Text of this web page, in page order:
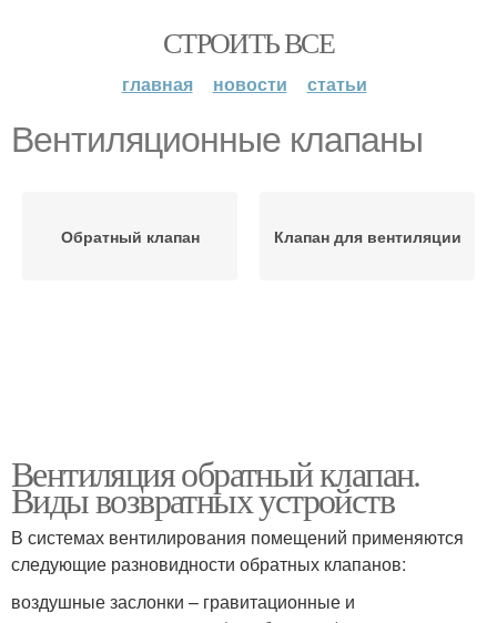
СТРОИТЬ ВСЕ
главная новости статьи
Вентиляционные клапаны
Обратный клапан Клапан для вентиляции
Вентиляция обратный клапан.
Виды возвратных устройств
В системах вентилирования помещений применяются
следующие разновидности обратных клапанов:
воздушные заслонки – гравитационные и